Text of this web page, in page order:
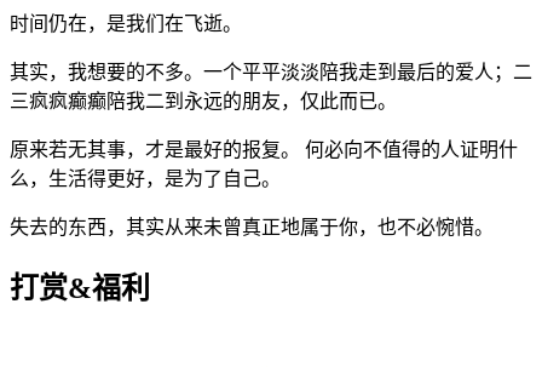
时间仍在，是我们在飞逝。
其实，我想要的不多。一个平平淡淡陪我走到最后的爱人；二
三疯疯癫癫陪我二到永远的朋友，仅此而已。
原来若无其事，才是最好的报复。 何必向不值得的人证明什
么，生活得更好，是为了自己。
失去的东西，其实从来未曾真正地属于你，也不必惋惜。
打赏&福利